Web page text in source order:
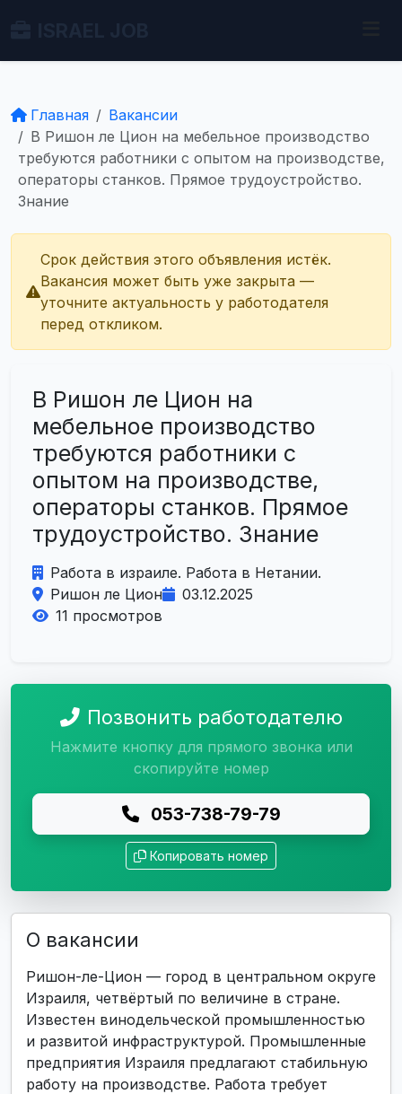
Главная
Вакансии
В Ришон ле Цион на мебельное производство
требуются работники с опытом на производстве,
операторы станков. Прямое трудоустройство.
Знание
Срок действия этого объявления истёк.
Вакансия может быть уже закрыта —
уточните актуальность у работодателя
перед откликом.
В Ришон ле Цион на
мебельное производство
требуются работники с
опытом на производстве,
операторы станков. Прямое
трудоустройство. Знание
Работа в израиле. Работа в Нетании.
Ришон ле Цион
03.12.2025
11 просмотров
Позвонить работодателю
Нажмите кнопку для прямого звонка или
скопируйте номер
053-738-79-79
Копировать номер
О вакансии
Ришон-ле-Цион — город в центральном округе
Израиля, четвёртый по величине в стране.
Известен винодельческой промышленностью
и развитой инфраструктурой. Промышленные
предприятия Израиля предлагают стабильную
работу на производстве. Работа требует